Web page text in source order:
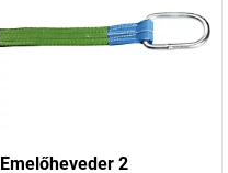
Emelőheveder 2